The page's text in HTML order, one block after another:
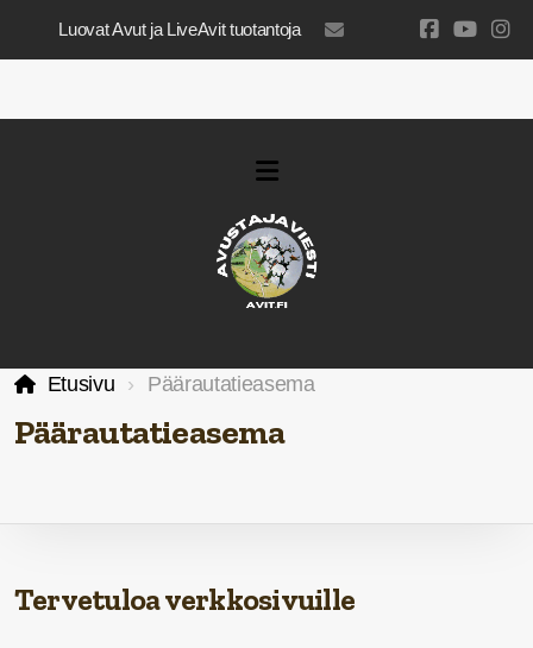
Luovat Avut ja LiveAvit tuotantoja luovatavut@gmail.com
Etusivu Päärautatieasema
Päärautatieasema
Tervetuloa verkkosivuille